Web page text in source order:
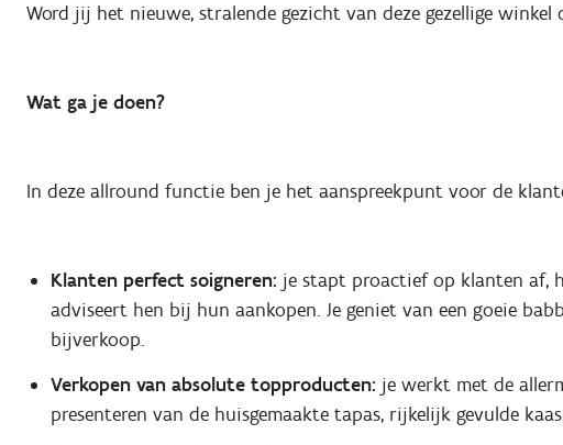
Word jij het nieuwe, stralende gezicht van deze gezellige
Wat ga je doen?
In deze allround functie ben je het aanspreekpunt voor de
Klanten perfect soigneren: je stapt proactief op klanten af,
adviseert hen bij hun aankopen. Je geniet van een goeie
bijverkoop.
Verkopen van absolute topproducten: je werkt met de
presenteren van de huisgemaakte tapas, rijkelijk gevulde